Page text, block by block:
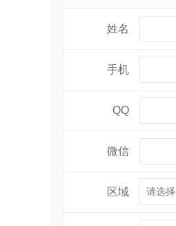
姓名
手机
QQ
微信
区域